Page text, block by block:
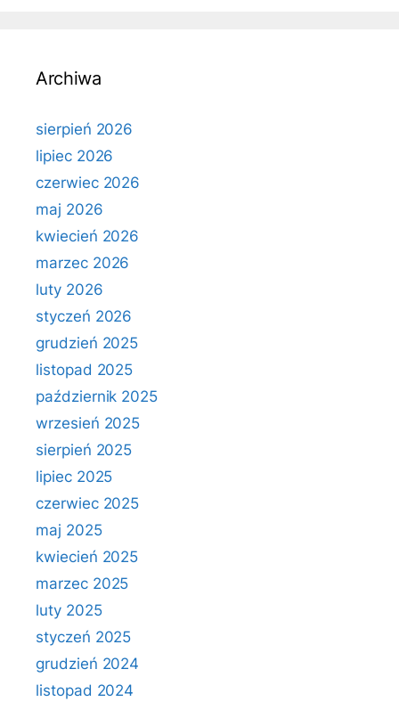
Archiwa
sierpień 2026
lipiec 2026
czerwiec 2026
maj 2026
kwiecień 2026
marzec 2026
luty 2026
styczeń 2026
grudzień 2025
listopad 2025
październik 2025
wrzesień 2025
sierpień 2025
lipiec 2025
czerwiec 2025
maj 2025
kwiecień 2025
marzec 2025
luty 2025
styczeń 2025
grudzień 2024
listopad 2024